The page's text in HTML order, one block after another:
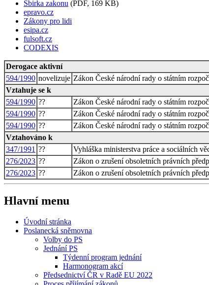
Sbirka zakonu (PDF, 169 KB)
epravo.cz
Zákony pro lidi
esipa.cz
fulsoft.cz
CODEXIS
Derogace aktivní
594/1990 novelizuje Zákon České národní rady o státním
Vztahuje se k
594/1990 ??
Zákon České národní rady o státním
594/1990 ??
Zákon České národní rady o státním
594/1990 ??
Zákon České národní rady o státním
Vztahováno k
347/1991 ??
Vyhláška ministerstva práce a sociálních
276/2023 ??
Zákon o zrušení obsoletních právních
276/2023 ?? Zákon o zrušení obsoletních právních
Hlavní menu
Úvodní stránka
Poslanecká sněmovna
Volby do PS
Jednání PS
Týdenní program jednání
Harmonogram akcí
Předsednictví ČR v Radě EU 2022